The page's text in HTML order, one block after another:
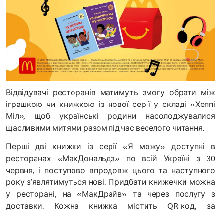
Відвідувачі ресторанів матимуть змогу обрати між
іграшкою чи книжкою із нової серії у складі «Хеппі
Міл», щоб українські родини насолоджувалися
щасливими митями разом під час веселого читання.
Перші дві книжки із серії «Я можу» доступні в
ресторанах «МакДональдз» по всій Україні з 30
червня, і поступово впродовж цього та наступного
року з’являтимуться нові. Придбати книжечки можна
у ресторані, на «МакДрайв» та через послугу з
доставки. Кожна книжка містить QR-код, за